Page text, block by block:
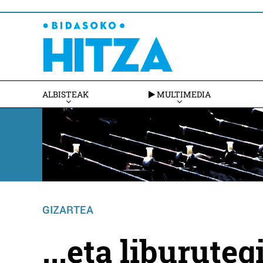
ALBISTEAK MULTIMEDIA
GIZARTEA
...eta